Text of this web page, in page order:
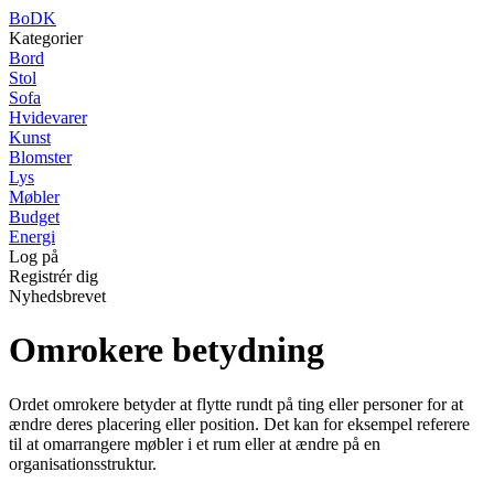
BoDK
Kategorier
Bord
Stol
Sofa
Hvidevarer
Kunst
Blomster
Lys
Møbler
Budget
Energi
Log på
Registrér dig
Nyhedsbrevet
Omrokere betydning
Ordet omrokere betyder at flytte rundt på ting eller personer for at
ændre deres placering eller position. Det kan for eksempel referere
til at omarrangere møbler i et rum eller at ændre på en
organisationsstruktur.